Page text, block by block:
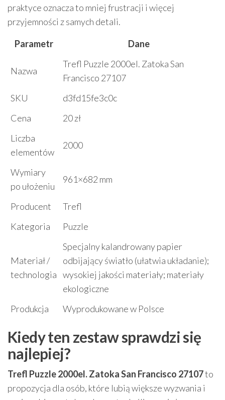
praktyce oznacza to mniej frustracji i więcej
przyjemności z samych detali.
Parametr
Dane
Nazwa
Trefl Puzzle 2000el. Zatoka San
Francisco 27107
SKU
d3fd15fe3c0c
Cena
20 zł
Liczba
elementów
2000
Wymiary
po ułożeniu
961×682 mm
Producent
Trefl
Kategoria
Puzzle
Materiał /
technologia
Specjalny kalandrowany papier
odbijający światło (ułatwia układanie);
wysokiej jakości materiały; materiały
ekologiczne
Produkcja
Wyprodukowane w Polsce
Kiedy ten zestaw sprawdzi się
najlepiej?
Trefl Puzzle 2000el. Zatoka San Francisco 27107to
propozycja dla osób, które lubią większe wyzwania i